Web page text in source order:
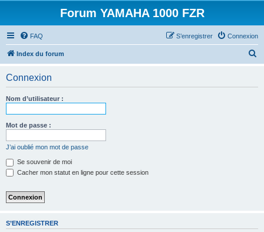
Forum YAMAHA 1000 FZR
FAQ Connexion
S’enregistrer
Index du forum
Connexion
Nom d’utilisateur :
Mot de passe :
J’ai oublié mon mot de passe
Se souvenir de moi
Cacher mon statut en ligne pour cette session
S’ENREGISTRER